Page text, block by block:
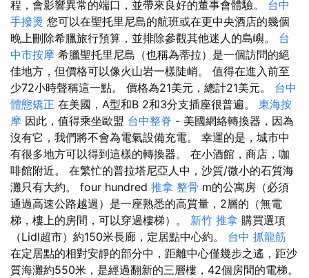
程，會影響異常的端口，並帶來良好的董事會體驗。 台中
手撥燙 您可以在聖托里尼島的航班或在更中央酒店的幾個
晚上刪除希臘旅行預算，並排除參觀其他迷人的島嶼。 台
中市按摩 希臘聖托里尼島（也稱為蒂拉）是一個訪問的絕
佳地方，但價格可以像火山岩一樣陡峭。 值得在進入前至
少72小時聲稱這一點。 價格為21美元，總計21美元。 台中
體態矯正 在美國，A型和B 2和3分支插座很普遍。 東海按
摩 因此，值得乘坐歐盟 台中整脊 - 美國網絡轉換器，因為
沒有它，我們將不會為電氣設備充電。 幸運的是，城市中
有很多地方可以得到這樣的轉換器。 在小酒館，商店，咖
啡館附近。 在繁忙的普拉塔尼亞人中，沙質/微小的石質海
灘只有大約。 four hundred 推拿 整骨 m的公寓房（必須
通過高速公路越過）是一座熟悉的高質量，2層的（無電
梯，樓上的房間，可以穿過樓梯）。 新竹 推拿 購買選項
（Lidl超市）約150米長廊，定居點中心約。 台中 抓龍筋
在定居點​​的相對安靜的部分中，距離中心僅幾步之遙，距沙
質海灘約550米，是經過翻新的三層樓，42個房間的電梯。